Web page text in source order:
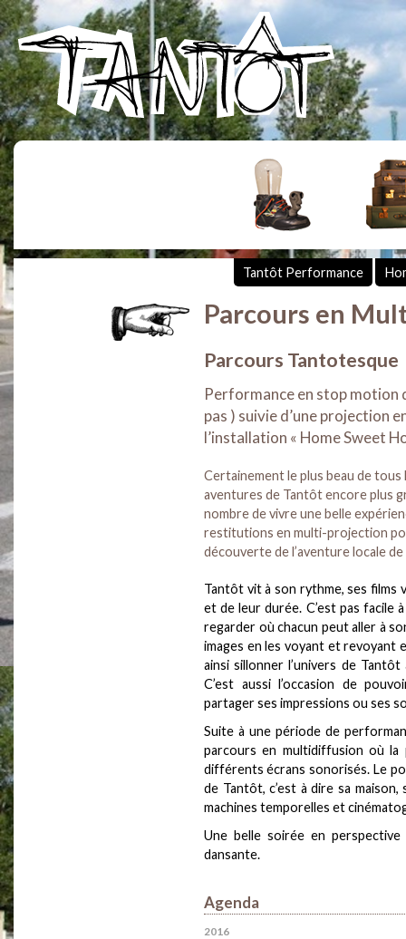
Tantôt Performance
Parcours en
Parcours Tantotesque
Performance en stop motion
pas ) suivie d’une projection
l’installation « Home Sweet
Certainement le plus beau de
aventures de Tantôt encore plus
nombre de vivre une belle
restitutions en multi-projection
découverte de l’aventure locale
Tantôt vit à son rythme, ses films
et de leur durée. C’est pas facile
regarder où chacun peut aller à
images en les voyant et revoyant
ainsi sillonner l’univers de
C’est aussi l’occasion de
partager ses impressions ou ses
Suite à une période de
parcours en multidiffusion où
différents écrans sonorisés. Le
de Tantôt, c’est à dire sa
machines temporelles et
Une belle soirée en
dansante.
Agenda
2016